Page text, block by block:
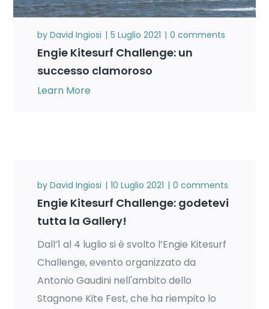
byDavid Ingiosi 5 Luglio 2021 0 comments
Engie Kitesurf Challenge: un
successo clamoroso
Learn More
byDavid Ingiosi 10 Luglio 2021 0 comments
Engie Kitesurf Challenge: godetevi
tutta la Gallery!
Dall’1 al 4 luglio si è svolto l’Engie Kitesurf
Challenge, evento organizzato da
Antonio Gaudini nell'ambito dello
Stagnone Kite Fest, che ha riempito lo